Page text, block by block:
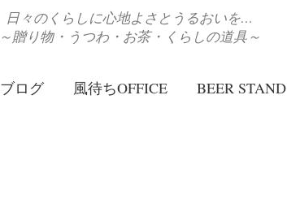
日々のくらしに心地よさとうるおいを…
～贈り物・うつわ・お茶・くらしの道具～
ブログ 風待ちOFFICE BEER STAND